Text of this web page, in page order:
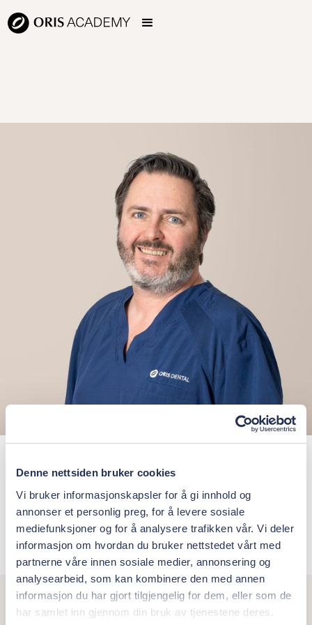
Denne nettsiden bruker cookies
Vi bruker informasjonskapsler for å gi innhold og
annonser et personlig preg, for å levere sosiale
mediefunksjoner og for å analysere trafikken vår. Vi deler
informasjon om hvordan du bruker nettstedet vårt med
partnerne våre innen sosiale medier, annonsering og
analysearbeid, som kan kombinere den med annen
informasjon du har gjort tilgjengelig for dem, eller som de
har samlet inn gjennom din bruk av tjenestene deres.
Kai Åge Årseth
Clinical Advisory Board Member
kaiage.arseth@orisdental.no